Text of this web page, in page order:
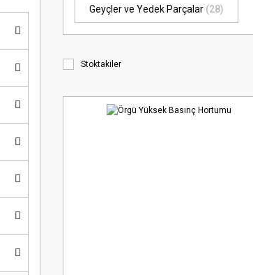
Geyçler ve Yedek Parçalar (28)
Stoktakiler